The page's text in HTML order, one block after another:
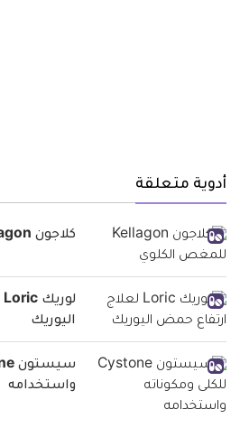
أدوية متعلقة
كلاجون Kellagon للمغص الكلوي
اليوريك
واستخدامه